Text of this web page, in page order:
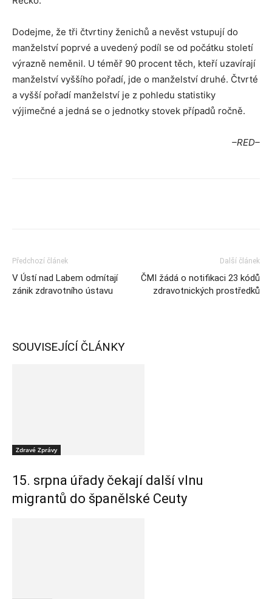
Dodejme, že tři čtvrtiny ženichů a nevěst vstupují do
manželství poprvé a uvedený podíl se od počátku století
výrazně neměnil. U téměř 90 procent těch, kteří uzavírají
manželství vyššího pořadí, jde o manželství druhé. Čtvrté
a vyšší pořadí manželství je z pohledu statistiky
výjimečné a jedná se o jednotky stovek případů ročně.
–RED–
Předchozí článek
V Ústí nad Labem odmítají
zánik zdravotního ústavu
Další článek
ČMI žádá o notifikaci 23 kódů
zdravotnických prostředků
SOUVISEJÍCÍ ČLÁNKY
Zdravé Zprávy
15. srpna úřady čekají další vlnu
migrantů do španělské Ceuty